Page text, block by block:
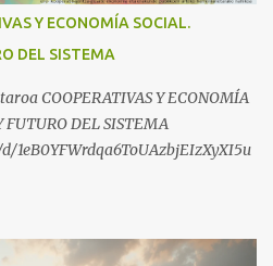
:
0029VbBW56k0LKZJWzQyoE1T
www.youtube.com/@ekaicenter?
Y ECONOMÍA SOCIAL.
DEL SISTEMA
COOPERATIVAS Y ECONOMÍA
FUTURO DEL SISTEMA
1eB0YFWrdqa6ToUAzbjEIzXyXI5u